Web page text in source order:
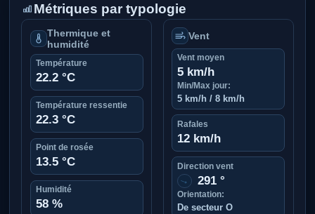
Métriques par typologie
Thermique et
humidité
Température
22.2 °C
Température ressentie
22.3 °C
Point de rosée
13.5 °C
Humidité
58 %
Vent
Vent moyen
5 km/h
Min/Max jour:
5 km/h / 8 km/h
Rafales
12 km/h
Direction vent
↑ 291 °
Orientation:
De secteur O